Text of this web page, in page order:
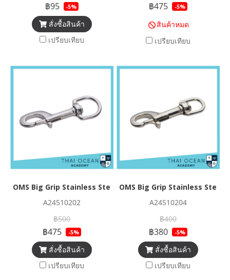
฿95 -5%
สั่งซื้อสินค้า
เปรียบเทียบ
฿475 -5%
สินค้าหมด
เปรียบเทียบ
OMS Big Grip Stainless Steel Bolt-Snap 3/4" (~ 19mm)
A24510202
฿500
฿475 -5%
สั่งซื้อสินค้า
เปรียบเทียบ
OMS Big Grip Stainless Steel
A24510204
฿400
฿380 -5%
สั่งซื้อสินค้า
เปรียบเทียบ